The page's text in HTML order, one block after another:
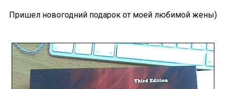
Пришел новогодний подарок от моей любимой жены)